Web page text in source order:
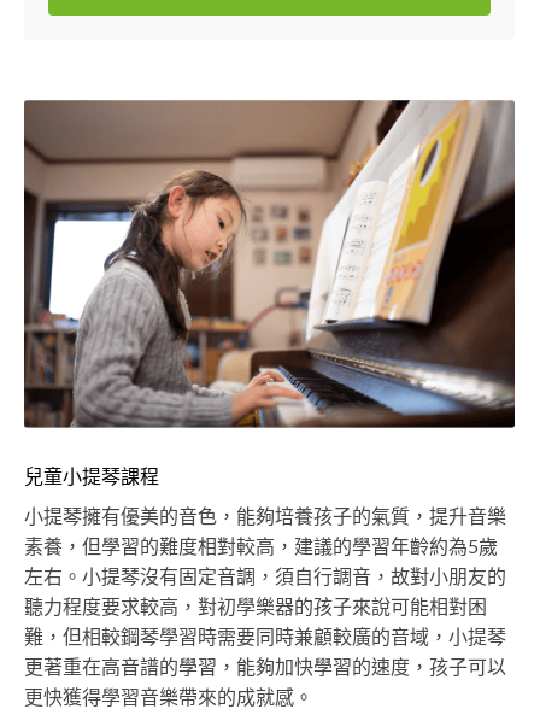
兒童小提琴課程
小提琴擁有優美的音色，能夠培養孩子的氣質，提升音樂
素養，但學習的難度相對較高，建議的學習年齡約為5歲
左右。小提琴沒有固定音調，須自行調音，故對小朋友的
聽力程度要求較高，對初學樂器的孩子來說可能相對困
難，但相較鋼琴學習時需要同時兼顧較廣的音域，小提琴
更著重在高音譜的學習，能夠加快學習的速度，孩子可以
更快獲得學習音樂帶來的成就感。